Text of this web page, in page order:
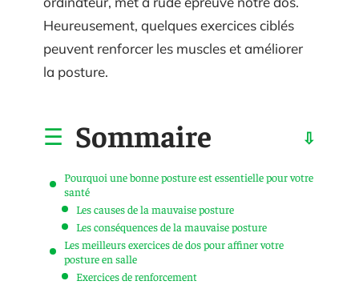
Heureusement, quelques exercices ciblés
peuvent renforcer les muscles et améliorer
la posture.
Sommaire
Pourquoi une bonne posture est essentielle pour votre
santé
Les causes de la mauvaise posture
Les conséquences de la mauvaise posture
Les meilleurs exercices de dos pour affiner votre
posture en salle
Exercices de renforcement